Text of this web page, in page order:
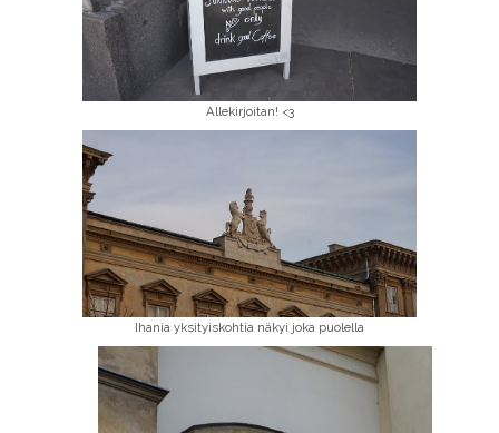
Allekirjoitan! <3
Ihania yksityiskohtia näkyi joka puolella